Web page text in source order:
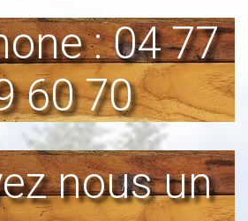
: 04 77
60 70
nous un